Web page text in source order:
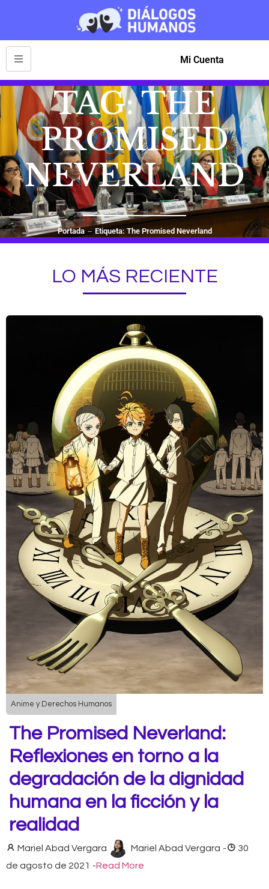
Mi Cuenta
TAG: THE
PROMISED
NEVERLAND
Portada Etiqueta: The Promised Neverland
LO MÁS RECIENTE
Anime y Derechos Humanos
The Promised Neverland:
Reflexiones en torno a la
degradación de la dignidad
humana en la ficción y la
realidad
Mariel Abad Vergara Mariel Abad Vergara -
30
de agosto de 2021 -Read More